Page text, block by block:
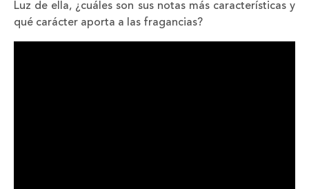
Luz de ella, ¿cuáles son sus notas más características y
qué carácter aporta a las fragancias?